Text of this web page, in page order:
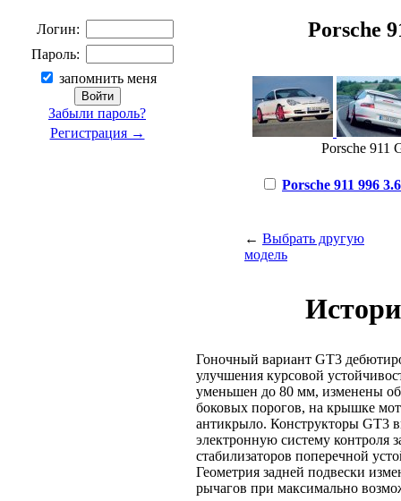
Логин:
Пароль:
запомнить меня
Забыли пароль?
Регистрация →
Porsche
Porsche 911
Porsche 911 996
← Выбрать другую
модель
Гоночный вариант GT3
улучшения курсовой
уменьшен до 80 мм, изменены
боковых порогов, на крышке
антикрыло. Конструкторы GT3
электронную систему контроля
стабилизаторов поперечной
Геометрия задней подвески
рычагов при максимально